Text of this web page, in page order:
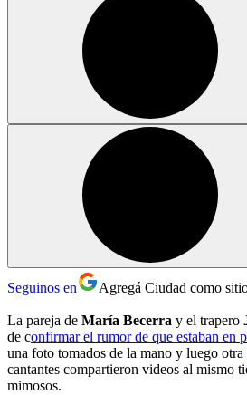
Seguinos en Agregá Ciudad como
La pareja de María Becerra y el trapero
de confirmar el rumor de que estaban en
una foto tomados de la mano y luego otra
cantantes compartieron videos al mismo
mimosos.